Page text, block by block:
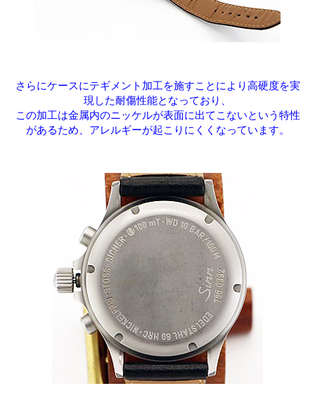
さらにケースにテギメント加工を施すことにより高硬度を実
現した耐傷性能となっており、
この加工は金属内のニッケルが表面に出てこないという特性
があるため、アレルギーが起こりにくくなっています。